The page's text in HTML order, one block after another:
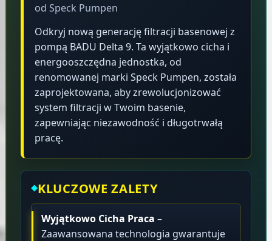
od Speck Pumpen
Odkryj nową generację filtracji basenowej z
pompą BADU Delta 9. Ta wyjątkowo cicha i
energooszczędna jednostka, od
renomowanej marki Speck Pumpen, została
zaprojektowana, aby zrewolucjonizować
system filtracji w Twoim basenie,
zapewniając niezawodność i długotrwałą
pracę.
KLUCZOWE ZALETY
Wyjątkowo Cicha Praca –
Zaawansowana technologia gwarantuje